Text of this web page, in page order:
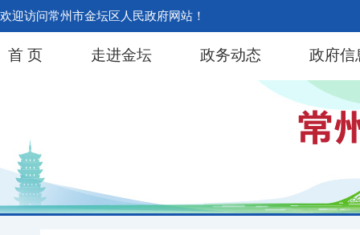
欢迎访问常州市金坛区人民政府网站！
首 页 走进金坛 政务动态 政府信